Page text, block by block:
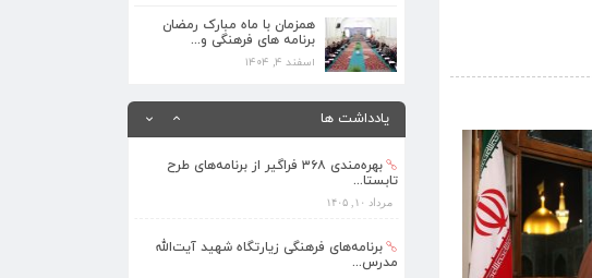
همزمان با ماه مبارک رمضان
برنامه های فرهنگی و...
اسفند ۴, ۱۴۰۴
یادداشت ها
فرهنگی و...
اسفند ۴, ۱۴۰۴
تابستا...
مرداد ۱۰, ۱۴۰۵
برنامه‌های فرهنگی زیارتگاه شهید آیت‌الله
مدرس...
تیر ۱۴, ۱۴۰۵
پیام نوروزی رهبر انقلاب به مناسبت آغاز
سال ۱۴...